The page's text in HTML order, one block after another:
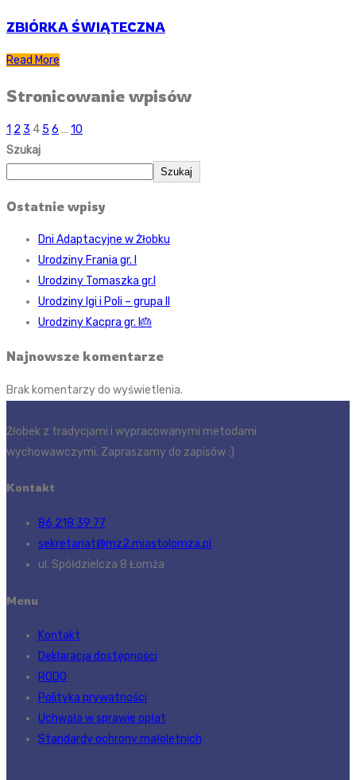
ZBIÓRKA ŚWIĄTECZNA
Read More
Stronicowanie wpisów
1 2 3 4 5 6 … 10
Szukaj
Szukaj
Ostatnie wpisy
Dni Adaptacyjne w Żłobku
Urodziny Frania gr. I
Urodziny Tomaszka gr.I
Urodziny Igi i Poli – grupa II
Urodziny Kacpra gr. I🎂
Najnowsze komentarze
Brak komentarzy do wyświetlenia.
Żłobek z tradycjami i wypracowanymi metodami
wychowawczymi. Zapraszamy do zapisów :)
Kontakt
86 218 39 77
sekretariat@mz2.miastolomza.pl
ul. Spółdzielcza 8 Łomża
Menu
Kontakt
Deklaracja dostępności
RODO
Polityka prywatności
Uchwała w sprawie opłat
Standardy ochrony małoletnich